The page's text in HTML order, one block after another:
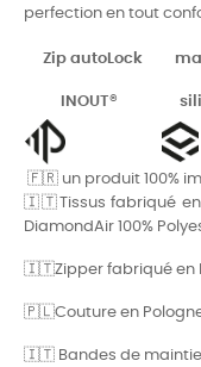
perfection en tout
Zip autoLock
INOUT®
🇫🇷 un produit 100%
🇮🇹Tissus fabriqué en
DiamondAir 100%
🇮🇹Zipper fabriqué en
🇵🇱Couture en
🇮🇹 Bandes de